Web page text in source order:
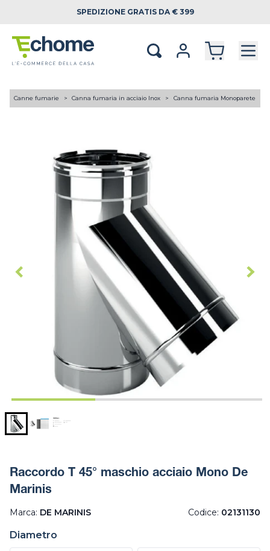
SPEDIZIONE GRATIS DA € 399
Canne fumarie Canna fumaria in acciaio Inox Canna fumaria Monoparete
Raccordo T 45° maschio acciaio Mono De
Marinis
Marca: DE MARINIS Codice: 02131130
Diametro